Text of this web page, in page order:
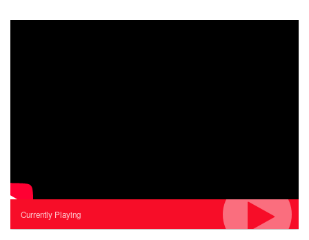
Currently Playing